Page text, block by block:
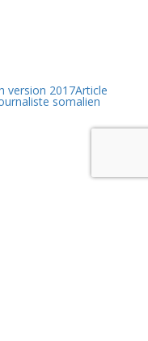
version 2017Article
somalien